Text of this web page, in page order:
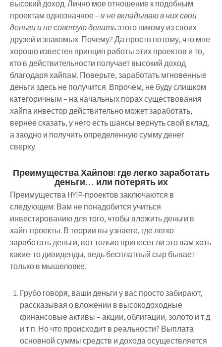
высокий доход. Лично мое отношение к подобным
проектам однозначное –я не вкладываю в них свои
деньги и не советую делатьэтого никому из своих
друзей и знакомых. Почему? Да просто потому, что мне
хорошо известен принцип работы этих проектов и то,
кто в действительности получает высокий доход
благодаря хайпам. Поверьте,заработать мгновенные
деньгиздесь не получится. Впрочем, не буду слишком
категоричным – на начальных порах существования
хайпа инвестор действительно может заработать,
вернее сказать, у него есть шансы вернуть свой вклад,
а заодно и получить определенную сумму денег
сверху.
Преимущества Хайпов: где легко заработать
деньги… или потерять их
Преимущества HYIP-проектов заключаются в
следующем: Вам не понадобится учиться
инвестированию для того, чтобы вложить деньги в
хайп-проекты. В теории вы узнаете, где легко
заработать деньги, вот только принесет ли это вам хоть
какие-то дивиденды, ведь бесплатный сыр бывает
только в мышеловке.
Грубо говоря, ваши деньги у вас просто забирают,
рассказывая о вложении в высокодоходные
финансовые активы – акции, облигации, золото и т.д.
и т.п. Но что происходит в реальности? Выплата
основной суммы средств и дохода осуществляется